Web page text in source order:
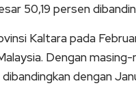
50,19 persen
Kaltara pada
Dengan
dengan